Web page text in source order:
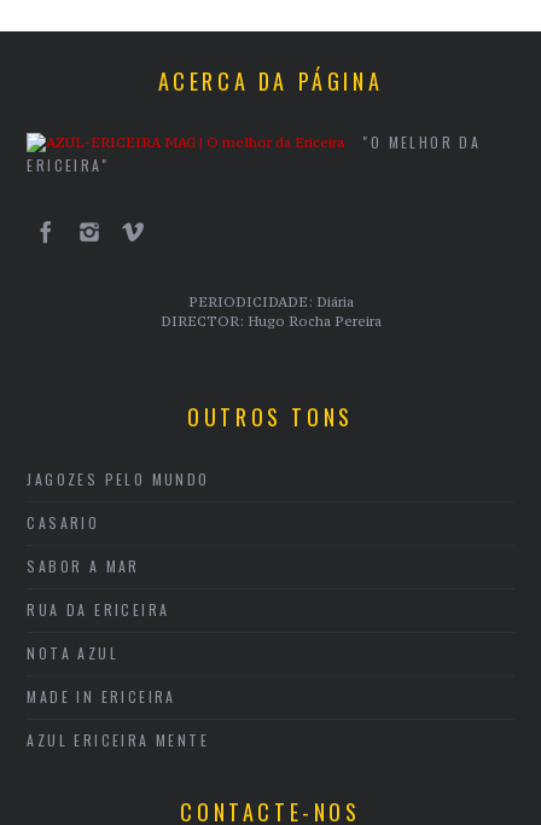
ACERCA DA PÁGINA
"O MELHOR DA
ERICEIRA"
PERIODICIDADE: Diária
DIRECTOR: Hugo Rocha Pereira
OUTROS TONS
JAGOZES PELO MUNDO
CASARIO
SABOR A MAR
RUA DA ERICEIRA
NOTA AZUL
MADE IN ERICEIRA
AZUL ERICEIRA MENTE
CONTACTE-NOS